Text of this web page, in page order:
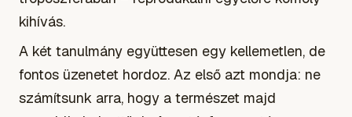
kihívás.
A két tanulmány együttesen egy kellemetlen, de
fontos üzenetet hordoz. Az első azt mondja: ne
számítsunk arra, hogy a természet majd